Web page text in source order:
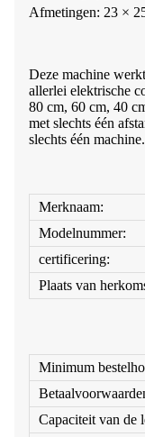
Afmetingen: 23 ×
Deze machine
allerlei elektrische
80 cm, 60 cm, 40
met slechts één
slechts één machine.
Merknaam:
Modelnummer:
certificering:
Plaats van
Minimum
Capaciteit van de